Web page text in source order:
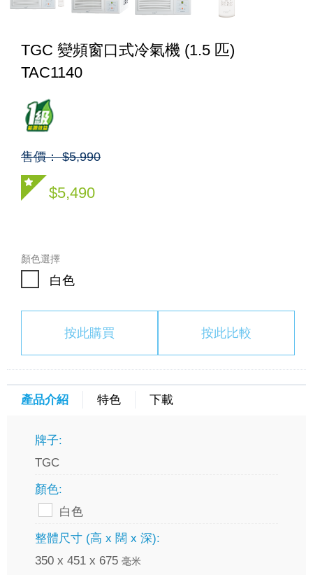
TGC 變頻窗口式冷氣機 (1.5 匹)
TAC1140
售價： $5,990
$5,490
顏色選擇
白色
按此購買 按此比較
產品介紹 特色 下載
牌子:
TGC
顏色:
白色
整體尺寸 (高 x 闊 x 深):
350 x 451 x 675 毫米